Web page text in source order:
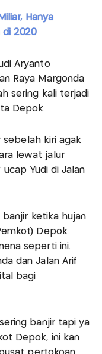
Hanya
di 2020
Aryanto
Raya Margonda
sering kali terjadi
Depok.
sebelah kiri agak
lewat jalur
Yudi di Jalan
banjir ketika hujan
Depok
seperti ini.
dan Jalan Arif
bagi
banjir tapi ya
Depok, ini kan